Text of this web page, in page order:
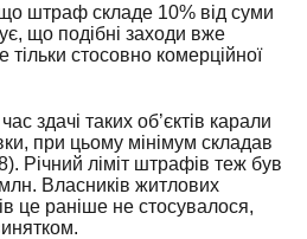
штраф складе 10% від суми
що подібні заходи вже
стосовно комерційної
здачі таких об’єктів карали
при цьому мінімум складав
Річний ліміт штрафів теж був
Власників житлових
це раніше не стосувалося,